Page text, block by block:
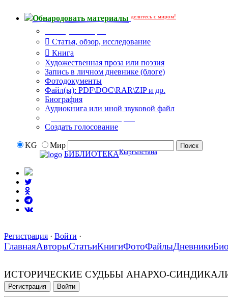
Обнародовать материалы делитесь с миром!
Статья, обзор, исследование
Книга
Художественная проза или поэзия
Запись в личном дневнике (блоге)
Фотодокументы
Файл(ы): PDF\DOC\RAR\ZIP и др.
Биография
Аудиокнига или иной звуковой файл
Создать голосование
KG
Мир
БИБЛИОТЕКАКыргызстана
Регистрация · Войти ·
ГлавнаяАвторыСтатьиКнигиФотоФайлыДневники
ИСТОРИЧЕСКИЕ СУДЬБЫ АНАРХО-
Регистрация Войти